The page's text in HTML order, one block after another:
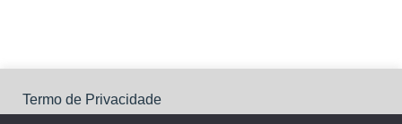
Termo de Privacidade